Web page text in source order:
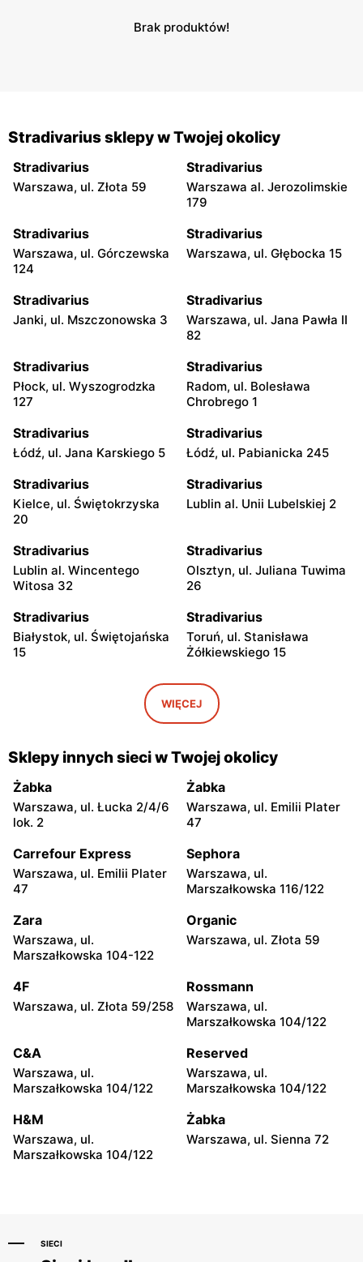
Brak produktów!
Stradivarius sklepy w Twojej okolicy
Stradivarius
Warszawa, ul. Złota 59
Stradivarius
Warszawa al. Jerozolimskie
179
Stradivarius
Warszawa, ul. Górczewska
124
Stradivarius
Warszawa, ul. Głębocka 15
Stradivarius
Janki, ul. Mszczonowska 3
Stradivarius
Warszawa, ul. Jana Pawła II
82
Stradivarius
Płock, ul. Wyszogrodzka
127
Stradivarius
Radom, ul. Bolesława
Chrobrego 1
Stradivarius
Łódź, ul. Jana Karskiego 5
Stradivarius
Łódź, ul. Pabianicka 245
Stradivarius
Kielce, ul. Świętokrzyska
20
Stradivarius
Lublin al. Unii Lubelskiej 2
Stradivarius
Lublin al. Wincentego
Witosa 32
Stradivarius
Olsztyn, ul. Juliana Tuwima
26
Stradivarius
Białystok, ul. Świętojańska
15
Stradivarius
Toruń, ul. Stanisława
Żółkiewskiego 15
Stradivarius
Stare Miasto, ul. Ogrodowa
31-A
Stradivarius
Częstochowa al. Wojska
Polskiego 207
Stradivarius
Bydgoszcz, ul. Wojska
Polskiego 1
Stradivarius
127
Stradivarius
Stradivarius Stradivarius
Piłsudskiego 44
Stradivarius
Kopisto 1
Stradivarius
Kamieńskiego 11
Stradivarius
107
Stradivarius
Stradivarius Stradivarius
Matyi 2
Stradivarius Stradivarius
WIĘCEJ
Sklepy innych sieci w Twojej okolicy
Żabka
Warszawa, ul. Łucka 2/4/6
lok. 2
Żabka
Warszawa, ul. Emilii Plater
47
Carrefour Express
Warszawa, ul. Emilii Plater
47
Sephora
Warszawa, ul.
Marszałkowska 116/122
Zara
Warszawa, ul.
Marszałkowska 104-122
Organic
Warszawa, ul. Złota 59
4F
Warszawa, ul. Złota 59/258
Rossmann
Warszawa, ul.
Marszałkowska 104/122
C&A
Warszawa, ul.
Marszałkowska 104/122
Reserved
Warszawa, ul.
Marszałkowska 104/122
H&M
Warszawa, ul.
Marszałkowska 104/122
Żabka
Warszawa, ul. Sienna 72
SIECI